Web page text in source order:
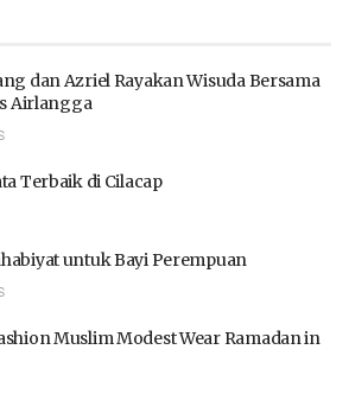
dan Azriel Rayakan Wisuda Bersama
Airlangga
Terbaik di Cilacap
untuk Bayi Perempuan
Muslim Modest Wear Ramadan in